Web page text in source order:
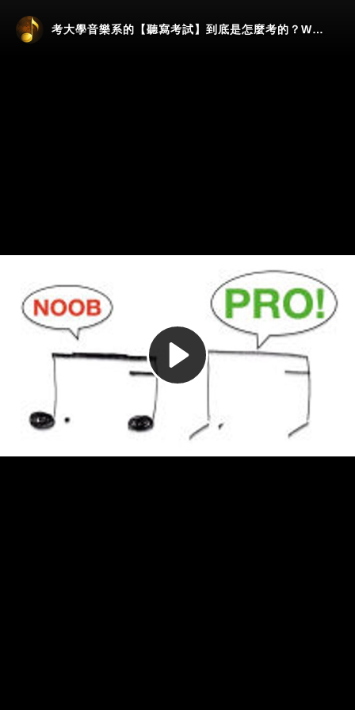
Play
Video
考大學音樂系的【聽寫考試】到底是怎麼考的？Wiwi 傳授你專業應考秘訣！